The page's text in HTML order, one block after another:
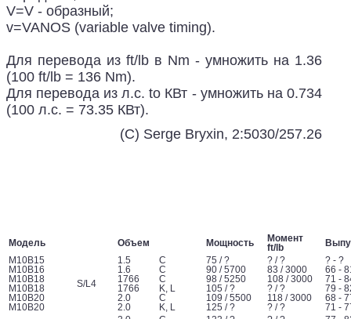
V=V - образный;
v=VANOS (variable valve timing).
Для перевода из ft/lb в Nm - умножить на 1.36
(100 ft/lb = 136 Nm).
Для перевода из л.с. to КВт - умножить на 0.734
(100 л.с. = 73.35 КВт).
(C) Serge Bryxin, 2:5030/257.26
Модель Объем Мощность
Момент
ft/lb
M10B15
M10B16
M10B18
M10B18
M10B20
M10B20
S/L4
1.5
1.6
1766
1766
2.0
2.0
C
C
C
K, L
C
K, L
75 / ?
90 / 5700
98 / 5250
105 / ?
109 / 5500
125 / ?
? / ?
83 / 3000
108 / 3000
? / ?
118 / 3000
? / ?
? - ?
66 -
71 -
79 -
68 -
71 -